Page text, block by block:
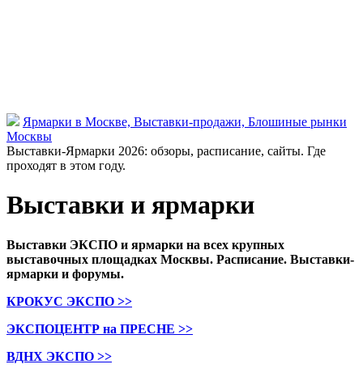
Ярмарки в Москве, Выставки-продажи, Блошиные рынки
Москвы
Выставки-Ярмарки 2026: обзоры, расписание, сайты. Где
проходят в этом году.
Выставки и ярмарки
Выставки ЭКСПО и ярмарки на всех крупных
выставочных площадках Москвы. Расписание. Выставки-
ярмарки и форумы.
КРОКУС ЭКСПО >>
ЭКСПОЦЕНТР на ПРЕСНЕ >>
ВДНХ ЭКСПО >>